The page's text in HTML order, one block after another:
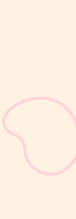
Selain berat badan,
utama untuk menilai